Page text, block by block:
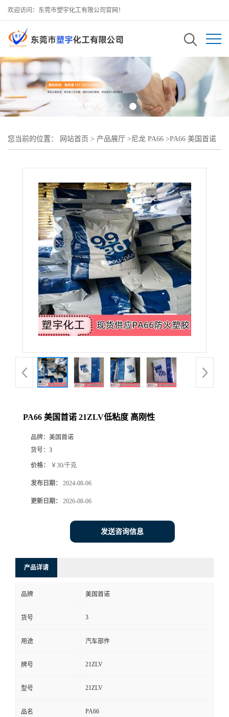
欢迎访问：东莞市塑宇化工有限公司官网！
您当前的位置： 网站首页 > 产品展厅 >尼龙 PA66 >PA66 美国首诺
PA66 美国首诺 21ZLV低粘度 高刚性
品牌： 美国首诺
货号： 3
价格： ￥30/千克
发布日期： 2024-08-06
更新日期： 2026-08-06
发送咨询信息
产品详请
品牌 美国首诺
货号 3
用途 汽车部件
牌号 21ZLV
型号 21ZLV
品名 PA66